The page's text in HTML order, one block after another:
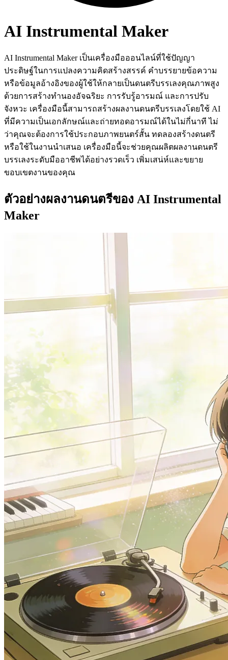
AI Instrumental Maker
AI Instrumental Maker เป็นเครื่องมือออนไลน์ที่ใช้ปัญญา
ประดิษฐ์ในการแปลงความคิดสร้างสรรค์ คำบรรยายข้อความ
หรือข้อมูลอ้างอิงของผู้ใช้ให้กลายเป็นดนตรีบรรเลงคุณภาพสูง
ด้วยการสร้างทำนองอัจฉริยะ การรับรู้อารมณ์ และการปรับ
จังหวะ เครื่องมือนี้สามารถสร้างผลงานดนตรีบรรเลงโดยใช้ AI
ที่มีความเป็นเอกลักษณ์และถ่ายทอดอารมณ์ได้ในไม่กี่นาที ไม่
ว่าคุณจะต้องการใช้ประกอบภาพยนตร์สั้น ทดลองสร้างดนตรี
หรือใช้ในงานนำเสนอ เครื่องมือนี้จะช่วยคุณผลิตผลงานดนตรี
บรรเลงระดับมืออาชีพได้อย่างรวดเร็ว เพิ่มเสน่ห์และขยาย
ขอบเขตงานของคุณ
ตัวอย่างผลงานดนตรีของ AI Instrumental
Maker